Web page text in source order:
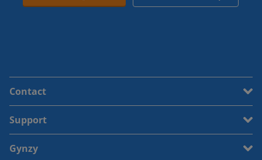
Contact
Support
Gynzy